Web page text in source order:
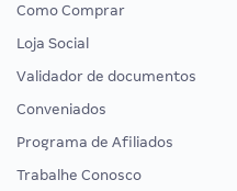
Como Comprar
Loja Social
Validador de documentos
Conveniados
Programa de Afiliados
Trabalhe Conosco